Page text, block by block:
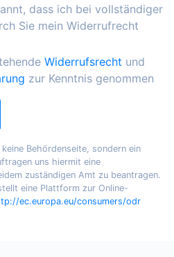
dass ich bei vollständiger
Sie mein Widerrufrecht
Widerrufsrecht und
zur Kenntnis genommen
Behördenseite, sondern ein
uns hiermit eine
zuständigen Amt zu beantragen.
eine Plattform zur Online-
ec.europa.eu/consumers/odr